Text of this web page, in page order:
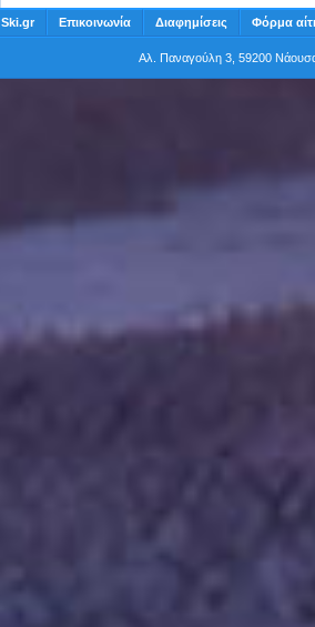
Ski.gr Επικοινωνία Διαφημίσεις Φόρμα
Αλ. Παναγούλη 3, 59200